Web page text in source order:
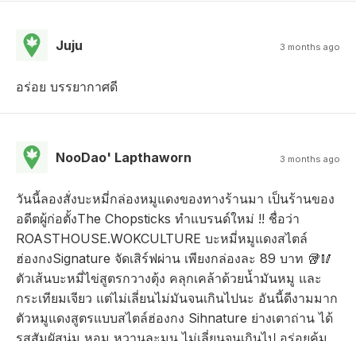
Juju 3 months ago
อร่อย บรรยากาศดี
NooDao' Lapthaworn 3 months ago
วันนี้ลองสั่งบะหมี่กล่องหมูแดงของทางร้านมา เป็นร้านของ
อดีตผู้ก่อตั้งThe Chopsticks ทำแบรนด์ใหม่ !! ชื่อว่า
ROASTHOUSE.WOKCULTURE บะหมี่หมูแดงสไตล์
ฮ่องกงSignature จัดเสิร์ฟผ่าน เพียงกล่องละ 89 บาท 🥡🥢
ตัวเส้นบะหมี่ไข่สูตรกวางตุ้ง คลุกเคล้าด้วยน้ำมันหมู และ
กระเทียมเจียว แต่ไม่เลี่ยนไม่มันจนเกินไปนะ อันนี้ดีงามมาก
ตัวหมูแดงสูตรแบบสไตล์ฮ่องกง Sihnature ย่างเตาถ่าน ได้
รสสัมผัสนุ่ม หอม หวานละมุน ไม่เลี่ยนจนเกินไป อร่อยคุ้ม